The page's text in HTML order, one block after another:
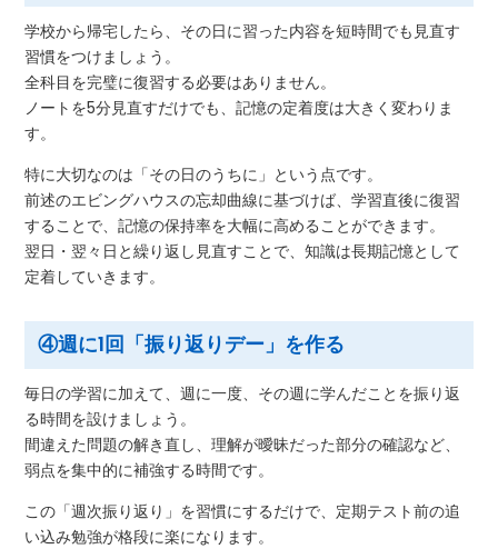
学校から帰宅したら、その日に習った内容を短時間でも見直す
習慣をつけましょう。
全科目を完璧に復習する必要はありません。
ノートを5分見直すだけでも、記憶の定着度は大きく変わりま
す。
特に大切なのは「その日のうちに」という点です。
前述のエビングハウスの忘却曲線に基づけば、学習直後に復習
することで、記憶の保持率を大幅に高めることができます。
翌日・翌々日と繰り返し見直すことで、知識は長期記憶として
定着していきます。
④週に1回「振り返りデー」を作る
毎日の学習に加えて、週に一度、その週に学んだことを振り返
る時間を設けましょう。
間違えた問題の解き直し、理解が曖昧だった部分の確認など、
弱点を集中的に補強する時間です。
この「週次振り返り」を習慣にするだけで、定期テスト前の追
い込み勉強が格段に楽になります。